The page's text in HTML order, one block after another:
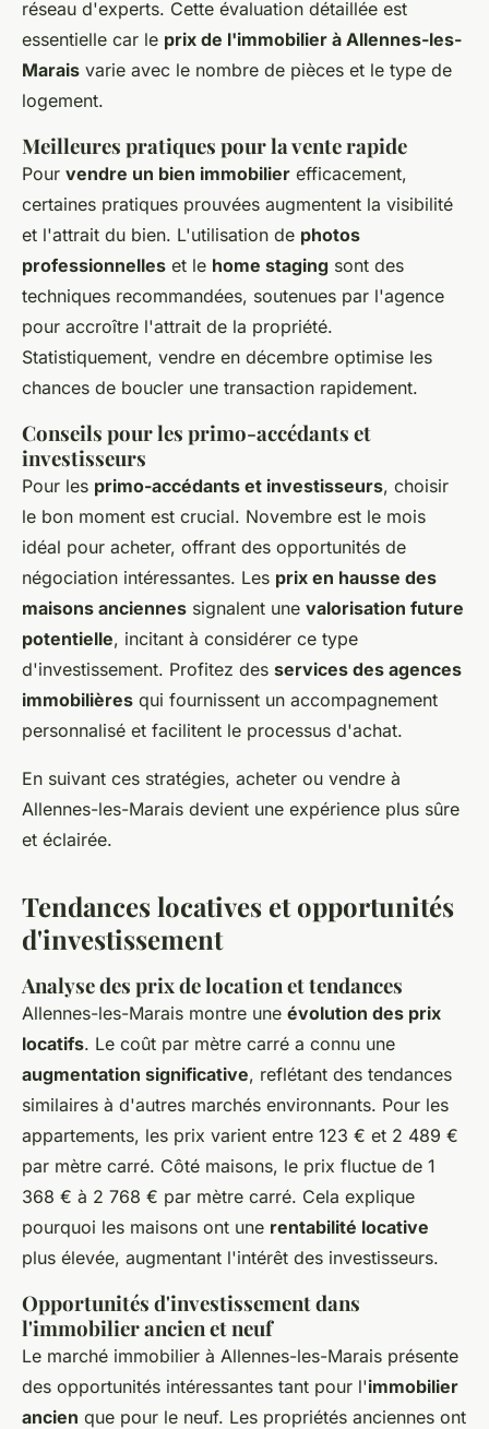
réseau d'experts. Cette évaluation détaillée est
essentielle car le prix de l'immobilier à Allennes-les-
Marais varie avec le nombre de pièces et le type de
logement.
Meilleures pratiques pour la vente rapide
Pour vendre un bien immobilier efficacement,
certaines pratiques prouvées augmentent la visibilité
et l'attrait du bien. L'utilisation de photos
professionnelles et le home staging sont des
techniques recommandées, soutenues par l'agence
pour accroître l'attrait de la propriété.
Statistiquement, vendre en décembre optimise les
chances de boucler une transaction rapidement.
Conseils pour les primo-accédants et
investisseurs
Pour les primo-accédants et investisseurs, choisir
le bon moment est crucial. Novembre est le mois
idéal pour acheter, offrant des opportunités de
négociation intéressantes. Les prix en hausse des
maisons anciennes signalent une valorisation future
potentielle, incitant à considérer ce type
d'investissement. Profitez des services des agences
immobilières qui fournissent un accompagnement
personnalisé et facilitent le processus d'achat.
En suivant ces stratégies, acheter ou vendre à
Allennes-les-Marais devient une expérience plus sûre
et éclairée.
Tendances locatives et opportunités
d'investissement
Analyse des prix de location et tendances
Allennes-les-Marais montre une évolution des prix
locatifs. Le coût par mètre carré a connu une
augmentation significative, reflétant des tendances
similaires à d'autres marchés environnants. Pour les
appartements, les prix varient entre 123 € et 2 489 €
par mètre carré. Côté maisons, le prix fluctue de 1
368 € à 2 768 € par mètre carré. Cela explique
pourquoi les maisons ont une rentabilité locative
plus élevée, augmentant l'intérêt des investisseurs.
Opportunités d'investissement dans
l'immobilier ancien et neuf
Le marché immobilier à Allennes-les-Marais présente
des opportunités intéressantes tant pour l'immobilier
ancien que pour le neuf. Les propriétés anciennes ont